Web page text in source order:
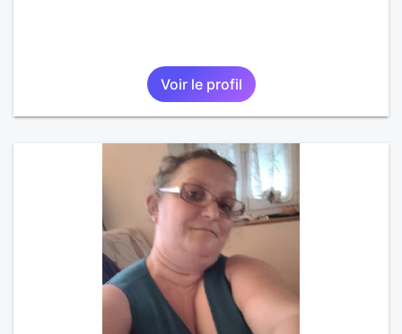
Voir le profil